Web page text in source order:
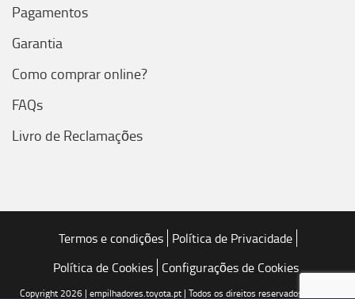
Pagamentos
Garantia
Como comprar online?
FAQs
Livro de Reclamações
Termos e condições Política de Privacidade
Política de Cookies Configurações de Cookies
Copyright 2026 | empilhadores.toyota.pt | Todos os direitos reservados | Toyota